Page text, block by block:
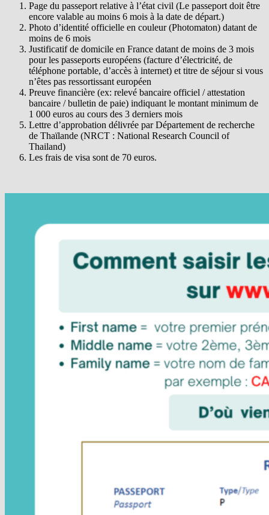
Page du passeport relative à l’état civil (Le passeport doit être
encore valable au moins 6 mois à la date de départ.)
Photo d’identité officielle en couleur (Photomaton) datant de
moins de 6 mois
Justificatif de domicile en France datant de moins de 3 mois
pour les passeports européens (facture d’électricité, de
téléphone portable, d’accès à internet) et titre de séjour si vous
n’êtes pas ressortissant européen
Preuve financière (ex: relevé bancaire officiel / attestation
bancaire / bulletin de paie) indiquant le montant minimum de
1 000 euros au cours des 3 derniers mois
Lettre d’approbation délivrée par Département de recherche
de Thaïlande (NRCT : National Research Council of
Thailand)
Les frais de visa sont de 70 euros.